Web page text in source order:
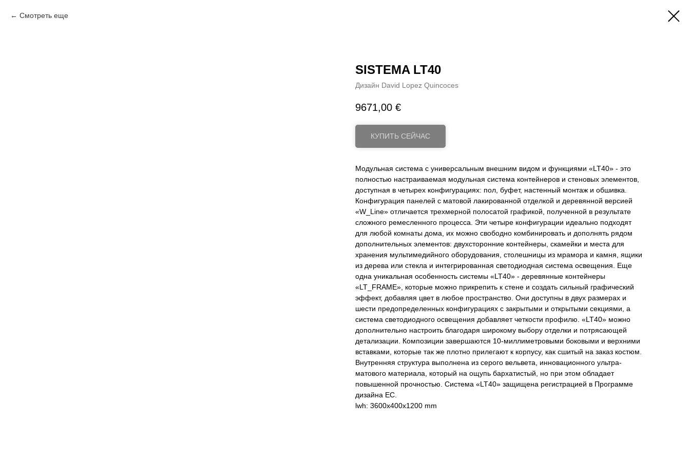
Смотреть еще
SISTEMA LT40
Дизайн David Lopez Quincoces
9671,00 €
КУПИТЬ СЕЙЧАС
Модульная система с универсальным внешним видом и функциями «LT40» - это
полностью настраиваемая модульная система контейнеров и стеновых элементов,
доступная в четырех конфигурациях: пол, буфет, настенный монтаж и обшивка.
Конфигурация панелей с матовой лакированной отделкой и деревянной версией
«W_Line» отличается трехмерной полосатой графикой, полученной в результате
сложного ремесленного процесса. Эти четыре конфигурации идеально подходят
для любой комнаты дома, их можно свободно комбинировать и дополнять рядом
дополнительных элементов: двухсторонние контейнеры, скамейки и места для
хранения мультимедийного оборудования, столешницы из мрамора и камня, ящики
из дерева или стекла и интегрированная светодиодная система освещения. Еще
одна уникальная особенность системы «LT40» - деревянные контейнеры
«LT_FRAME», которые можно прикрепить к стене и создать сильный графический
эффект, добавляя цвет в любое пространство. Они доступны в двух размерах и
шести предопределенных конфигурациях с закрытыми и открытыми секциями, а
система светодиодного освещения добавляет четкости профилю. «LT40» можно
дополнительно настроить благодаря широкому выбору отделки и потрясающей
детализации. Композиции завершаются 10-миллиметровыми боковыми и верхними
вставками, которые так же плотно прилегают к корпусу, как сшитый на заказ костюм.
Внутренняя структура выполнена из серого вельвета, инновационного ультра-
матового материала, который на ощупь бархатистый, но при этом обладает
повышенной прочностью. Система «LT40» защищена регистрацией в Программе
дизайна ЕС.
lwh: 3600x400x1200 mm